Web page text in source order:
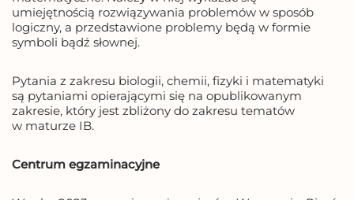
umiejętnością rozwiązywania problemów w sposób
logiczny, a przedstawione problemy będą w formie
symboli bądź słownej.
Pytania z zakresu biologii, chemii, fizyki i matematyki
są pytaniami opierającymi się na opublikowanym
zakresie, który jest zbliżony do zakresu tematów
w maturze IB.
Centrum egzaminacyjne